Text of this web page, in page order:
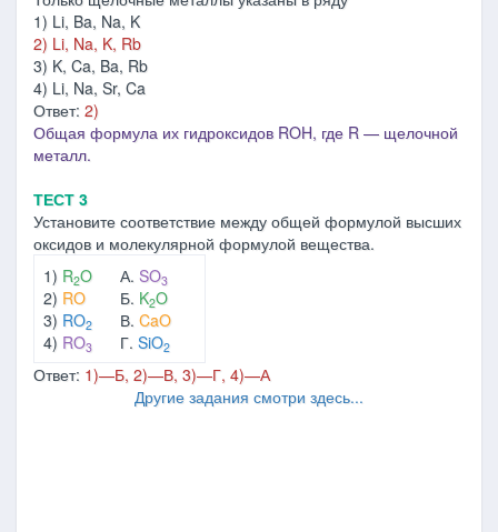
1) Li, Ba, Na, K
2) Li, Na, K, Rb
3) K, Ca, Ba, Rb
4) Li, Na, Sr, Ca
Ответ: 2)
Общая формула их гидроксидов ROH, где R — щелочной
металл.
ТЕСТ 3
Установите соответствие между общей формулой высших
оксидов и молекулярной формулой вещества.
1) R2O
2) RO
3) RO2
4) RO3
А. SO3
Б. K2O
В. CaO
Г. SiO2
Ответ: 1)—Б, 2)—В, 3)—Г, 4)—А
Другие задания смотри здесь...